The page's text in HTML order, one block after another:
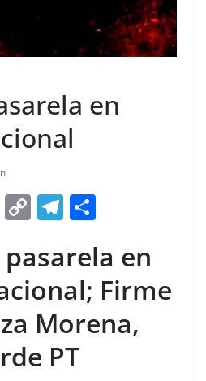
en
W
at
C
p
y
Li
n
k
T
e
gr
a
m
ar
e
pasarela en
Firme
Morena,
PT